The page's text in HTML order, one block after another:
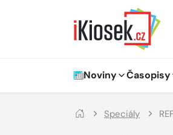
Hlavní navigace
Noviny Časopisy
Speciály